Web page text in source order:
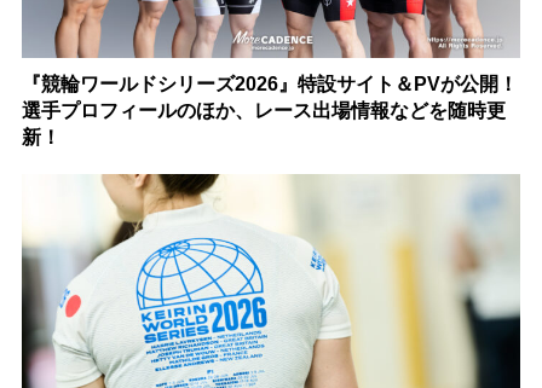
『競輪ワールドシリーズ2026』特設サイト＆PVが公開！
選手プロフィールのほか、レース出場情報などを随時更
新！